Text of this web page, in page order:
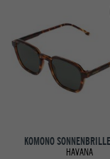
KOMONO
HAVANA